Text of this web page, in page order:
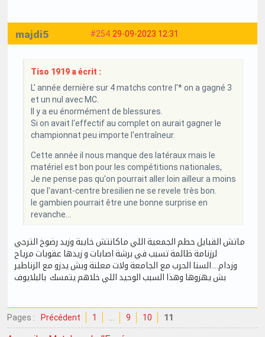
#254 29-09-2023 12:31
majdi5
Tiso 1919 a écrit :
L' année dernière sur 4 matchs contre l'* on a gagné 3
et un nul avec MC.
Il y a eu énormément de blessures.
Si on avait l'effectif au complet on aurait gagner le
championnat peu importe l'entraîneur.
Cette année il nous manque des latéraux mais le
matériel est bon pour les compétitions nationales,
Je ne pense pas qu'on pourrait aller loin ailleur a moins
que l'avant-centre bresilien ne se revele très bon.
le gambien pourrait être une bonne surprise en
revanche...
ماتش القبايل حطم الجمعية اللي ماكانتش خايبة وزيد رضوخ الترجي
لرزنامة ظالمة تسبب في برشة اصابات و زيدها عقوبات مرياح
وزدام....السنا الحرب مع الجامعة ولات معلنة وبش يدزو مع الزناطير
بش يهزوها وهذا السبب الوحيد اللي خلاهم يتمسك بالبلايوف
Pages : Précédent 1 9 10 11